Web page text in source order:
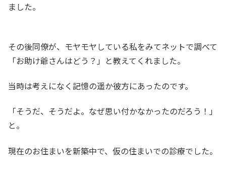
ました。
その後同僚が、モヤモヤしている私をみてネットで調べて
「お助け爺さんはどう？」と教えてくれました。
当時は考えになく記憶の遥か彼方にあったのです。
「そうだ、そうだよ。なぜ思い付かなかったのだろう！」
と。
現在のお住まいを新築中で、仮の住まいでの診療でした。